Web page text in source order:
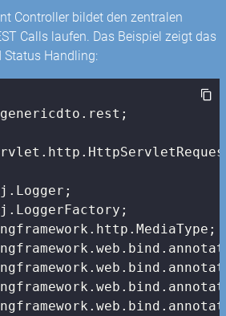
Controller bildet den zentralen
Calls laufen. Das Beispiel zeigt das
Status Handling: